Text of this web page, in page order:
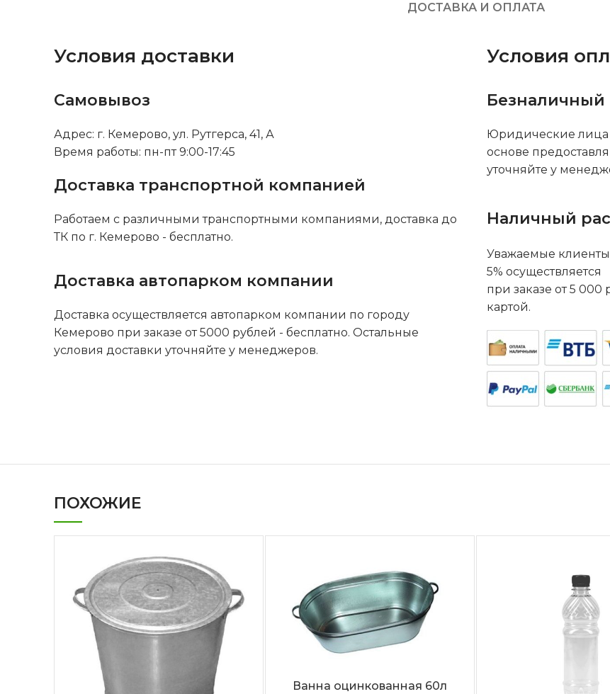
ДОСТАВКА И ОПЛАТА
Условия доставки
Самовывоз
Адрес: г. Кемерово, ул. Рутгерса, 41, А
Время работы: пн-пт 9:00-17:45
Доставка транспортной компанией
Работаем с различными транспортными компаниями, доставка до
ТК по г. Кемерово - бесплатно.
Доставка автопарком компании
Доставка осуществляется автопарком компании по городу
Кемерово при заказе от 5000 рублей - бесплатно. Остальные
условия доставки уточняйте у менеджеров.
Условия
Безналичный
Юридические лица
основе
уточняйте у
Наличный
Уважаемые
5% осуществляется
при заказе от 5
картой.
ПОХОЖИЕ
Ванна оцинкованная 60л